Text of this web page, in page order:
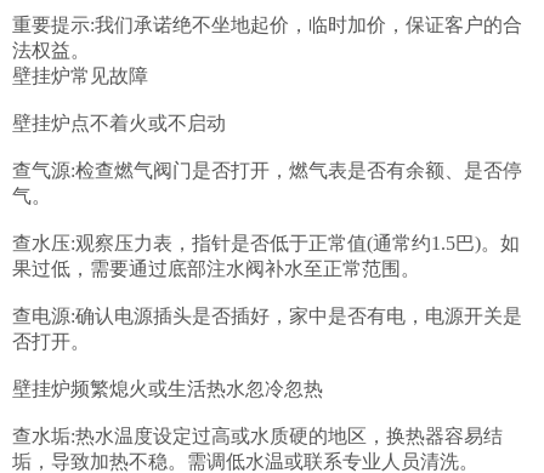
重要提示:我们承诺绝不坐地起价，临时加价，保证客户的合
法权益。
壁挂炉常见故障
壁挂炉点不着火或不启动
查气源:检查燃气阀门是否打开，燃气表是否有余额、是否停
气。
查水压:观察压力表，指针是否低于正常值(通常约1.5巴)。如
果过低，需要通过底部注水阀补水至正常范围。
查电源:确认电源插头是否插好，家中是否有电，电源开关是
否打开。
壁挂炉频繁熄火或生活热水忽冷忽热
查水垢:热水温度设定过高或水质硬的地区，换热器容易结
垢，导致加热不稳。需调低水温或联系专业人员清洗。